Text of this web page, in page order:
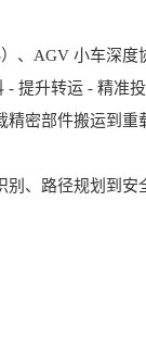
、AGV 小车深度
提升转运 - 精准
密部件搬运到
、路径规划到安